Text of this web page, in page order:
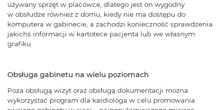
używany sprzęt w placówce, dlatego jest on wygodny
w obsłudze również z domu, kiedy nie ma dostępu do
komputera w gabinecie, a zachodzi konieczność sprawdzenia
jakichś informacji w kartotece pacjenta lub we własnym
grafiku.
Obsługa gabinetu na wielu poziomach
Poza obsługą wizyt oraz obsługą dokumentacji można
wykorzystać program dla kardiologa w celu promowania